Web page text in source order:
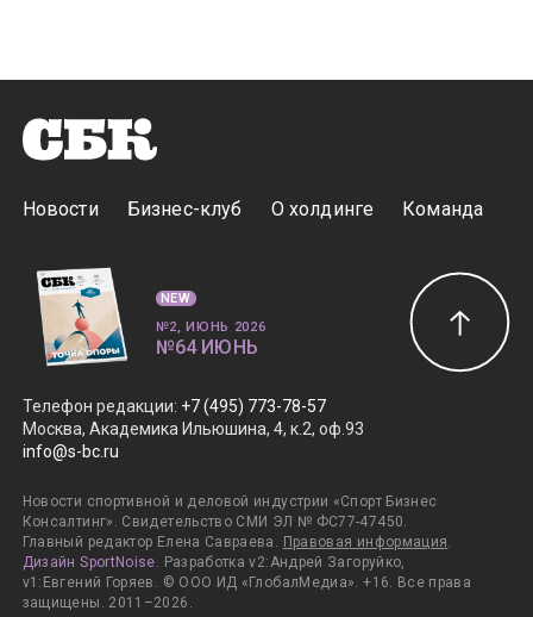
Новости Бизнес-клуб О холдинге Команда
Телефон редакции: +7 (495) 773-78-57
Москва, Академика Ильюшина, 4, к.2, оф.93
info@s-bc.ru
Новости спортивной и деловой индустрии «Спорт Бизнес
Консалтинг». Свидетельство СМИ ЭЛ № ФС77-47450.
Главный редактор Елена Савраева. Правовая информация.
Дизайн SportNoise. Разработка v2:Андрей Загоруйко,
v1:Евгений Горяев. © ООО ИД «ГлобалМедиа». +16. Все права
защищены. 2011–2026.
NEW
№2, ИЮНЬ 2026
№64 ИЮНЬ